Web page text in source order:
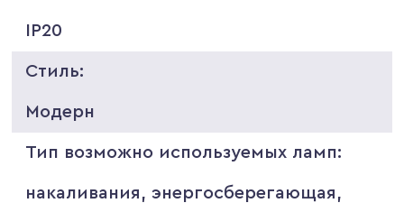
IP20
Стиль:
Модерн
Тип возможно используемых ламп:
накаливания, энергосберегающая,